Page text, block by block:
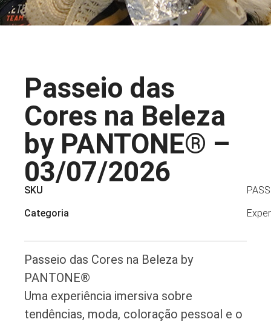
Passeio das
Cores na Beleza
by PANTONE® –
03/07/2026
SKU
Categoria
Passeio das Cores na Beleza by
PANTONE®
Uma experiência imersiva sobre
tendências, moda, coloração pessoal e o